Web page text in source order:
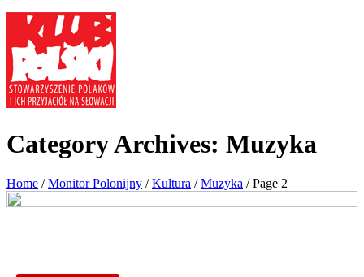
Category Archives: Muzyka
Home / Monitor Polonijny / Kultura / Muzyka / Page 2